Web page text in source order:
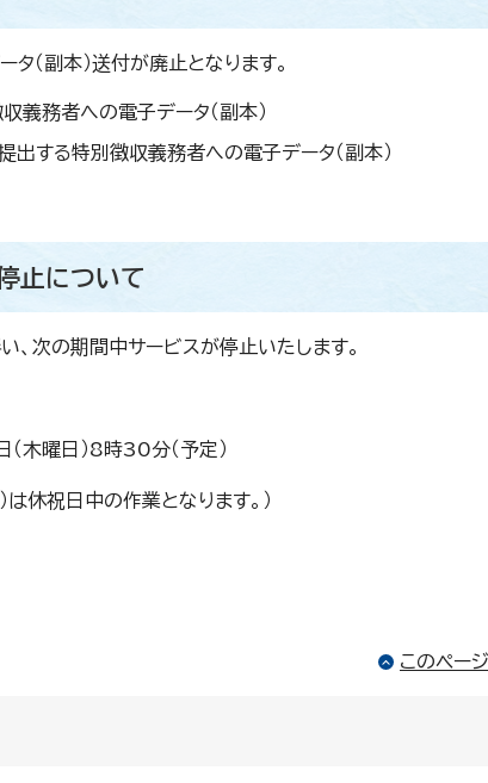
（副本）送付が廃止となります。
義務者への電子データ（副本）
する特別徴収義務者への電子データ（副本）
止について
、次の期間中サービスが停止いたします。
木曜日）8時30分（予定）
休祝日中の作業となります。）
このペー